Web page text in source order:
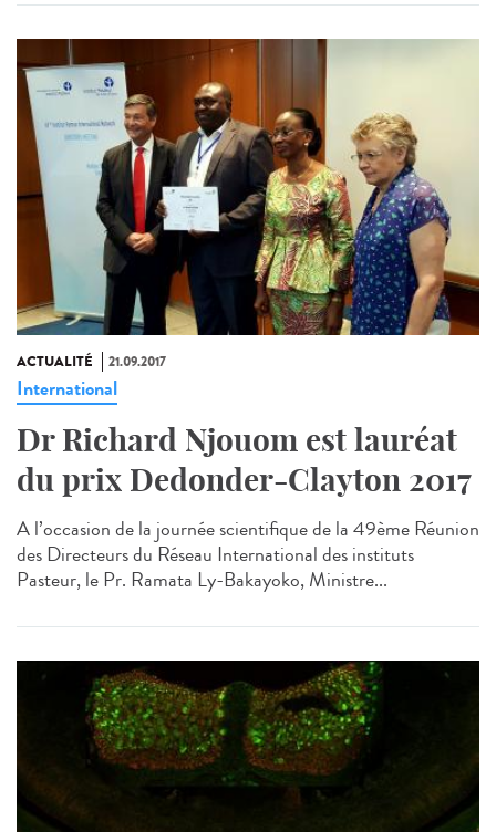
ACTUALITÉ 21.09.2017
International
Dr Richard Njouom est lauréat
du prix Dedonder-Clayton 2017
A l’occasion de la journée scientifique de la 49ème Réunion
des Directeurs du Réseau International des instituts
Pasteur, le Pr. Ramata Ly-Bakayoko, Ministre...